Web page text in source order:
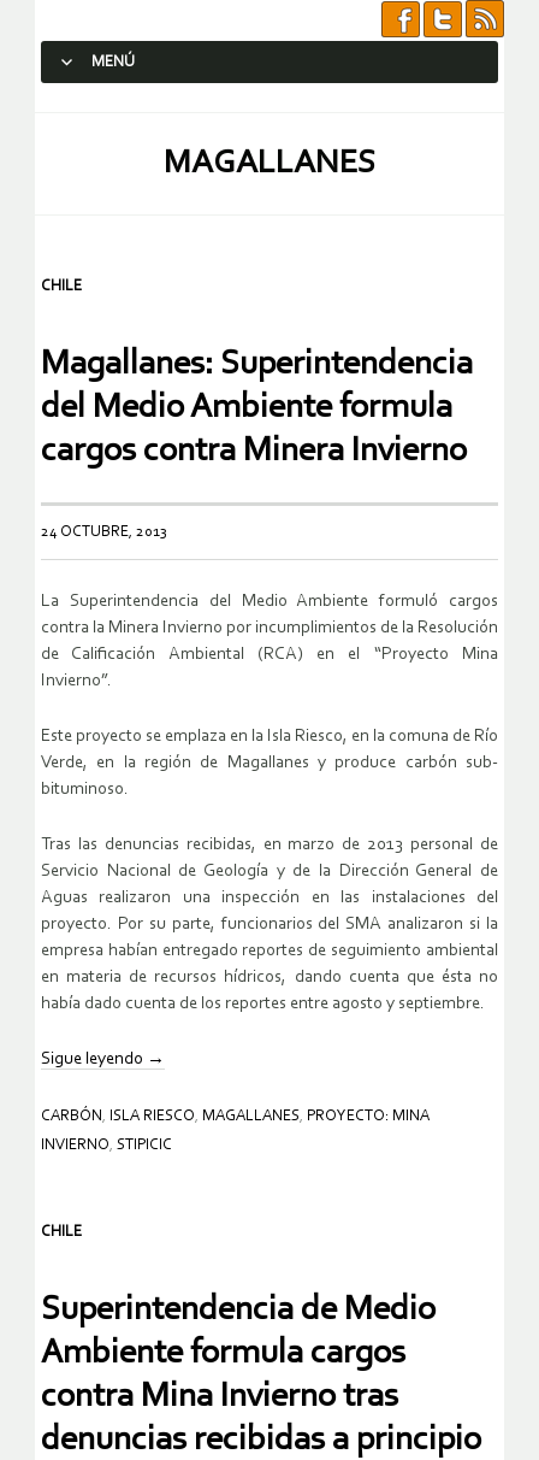
MENÚ
MAGALLANES
CHILE
Magallanes: Superintendencia
del Medio Ambiente formula
cargos contra Minera Invierno
24 OCTUBRE, 2013
La Superintendencia del Medio Ambiente formuló cargos
contra la Minera Invierno por incumplimientos de la Resolución
de Calificación Ambiental (RCA) en el “Proyecto Mina
Invierno”.
Este proyecto se emplaza en la Isla Riesco, en la comuna de Río
Verde, en la región de Magallanes y produce carbón sub-
bituminoso.
Tras las denuncias recibidas, en marzo de 2013 personal de
Servicio Nacional de Geología y de la Dirección General de
Aguas realizaron una inspección en las instalaciones del
proyecto. Por su parte, funcionarios del SMA analizaron si la
empresa habían entregado reportes de seguimiento ambiental
en materia de recursos hídricos, dando cuenta que ésta no
había dado cuenta de los reportes entre agosto y septiembre.
Sigue leyendo →
CARBÓN , ISLA RIESCO, MAGALLANES, PROYECTO: MINA
INVIERNO, STIPICIC
CHILE
Superintendencia de Medio
Ambiente formula cargos
contra Mina Invierno tras
denuncias recibidas a principio